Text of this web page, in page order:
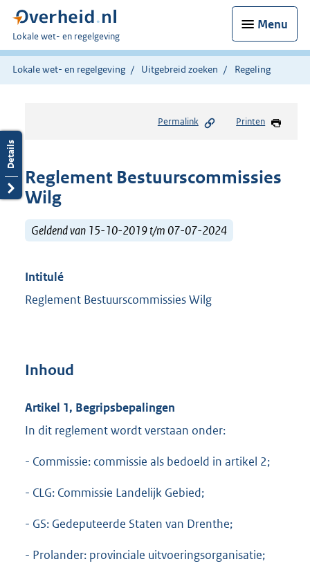
Menu
U
bent
hier:
Lokale wet- en regelgeving
Lokale wet- en regelgeving Uitgebreid zoeken Regeling
Permalink Printen
Reglement Bestuurscommissies
Wilg
Geldend van 15-10-2019 t/m 07-07-2024
Intitulé
Reglement Bestuurscommissies Wilg
Inhoud
Artikel 1, Begripsbepalingen
In dit reglement wordt verstaan onder:
- Commissie: commissie als bedoeld in artikel 2;
- CLG: Commissie Landelijk Gebied;
- GS: Gedeputeerde Staten van Drenthe;
- Prolander: provinciale uitvoeringsorganisatie;